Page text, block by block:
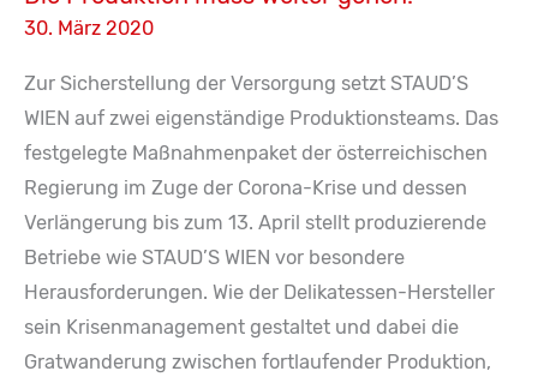
30. März 2020
Zur Sicherstellung der Versorgung setzt STAUD’S
WIEN auf zwei eigenständige Produktionsteams. Das
festgelegte Maßnahmenpaket der österreichischen
Regierung im Zuge der Corona-Krise und dessen
Verlängerung bis zum 13. April stellt produzierende
Betriebe wie STAUD’S WIEN vor besondere
Herausforderungen. Wie der Delikatessen-Hersteller
sein Krisenmanagement gestaltet und dabei die
Gratwanderung zwischen fortlaufender Produktion,